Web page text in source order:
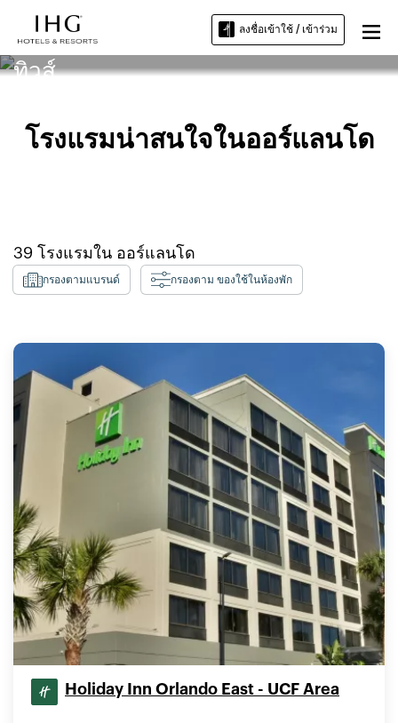
ลงชื่อเข้าใช้ / เข้าร่วม
โรงแรมใกล้มหาวิทยาลัยเซนต์แมท
ทิวส์
โรงแรมน่าสนใจในออร์แลนโด
39 โรงแรมใน ออร์แลนโด
กรองตามแบรนด์ กรองตาม ของใช้ในห้องพัก
Holiday Inn Orlando East - UCF Area